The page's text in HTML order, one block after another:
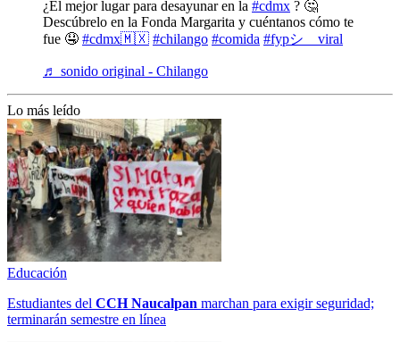
¿El mejor lugar para desayunar en la #cdmx ? 🤔
Descúbrelo en la Fonda Margarita y cuéntanos cómo te
fue 🤤 #cdmx🇲🇽 #chilango #comida #fypシ゚viral
♬ sonido original - Chilango
Lo más leído
Educación
Estudiantes del CCH Naucalpan marchan para exigir seguridad;
terminarán semestre en línea